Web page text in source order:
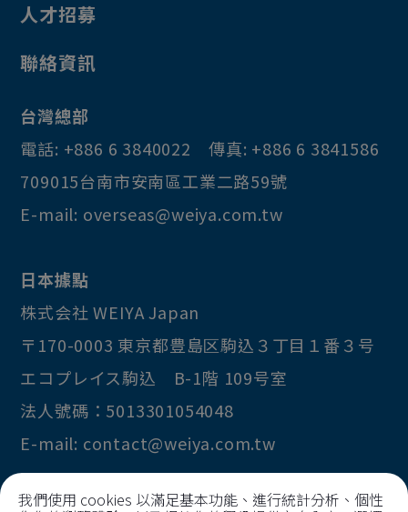
人才招募
聯絡資訊
台灣總部
電話: +886 6 3840022 傳真: +886 6 3841586
709015台南市安南區工業二路59號
E-mail: overseas@weiya.com.tw
日本據點
株式会社 WEIYA Japan
〒170-0003 東京都豊島区駒込３丁目１番３号
エコプレイス駒込 B-1階 109号室
法人號碼：5013301054048
E-mail: contact@weiya.com.tw
我們使用 cookies 以滿足基本功能、進行統計分析、個性